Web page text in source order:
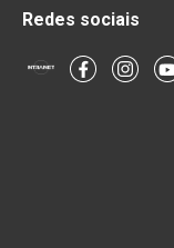
Redes sociais